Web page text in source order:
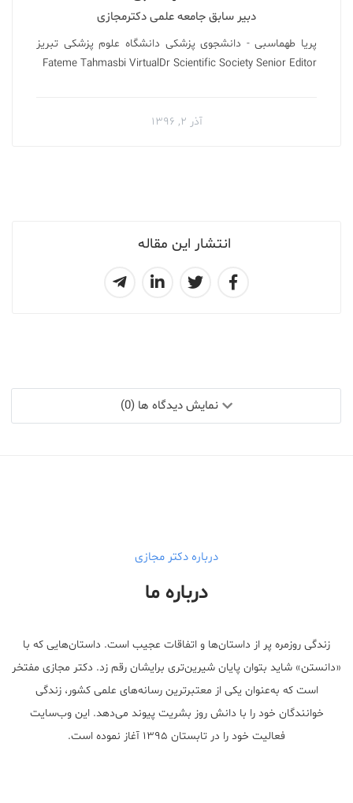
انتشار این مقاله
دبیر سابق جامعه علمی دکترمجازی
پریا طهماسبی - دانشجوی پزشکی دانشگاه علوم پزشکی تبریز
Fateme Tahmasbi VirtualDr Scientific Society Senior Editor
آذر ۲, ۱۳۹۶
نمایش دیدگاه ها (0)
درباره دکتر مجازی
درباره ما
زندگی روزمره پر از داستان‌ها و اتفاقات عجیب است. داستان‌هایی که با
«دانستن» شاید بتوان پایان شیرین‌تری برایشان رقم زد. دکتر مجازی مفتخر
است که به‌عنوان یکی از معتبر‌ترین رسانه‌های علمی کشور، زندگی
خوانندگان خود را با دانش روز بشریت پیوند می‌دهد. این وب‌سایت
فعالیت خود را در تابستان ۱۳۹۵ آغاز نموده است.